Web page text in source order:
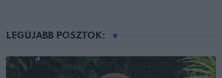
LEGÚJABB POSZTOK: